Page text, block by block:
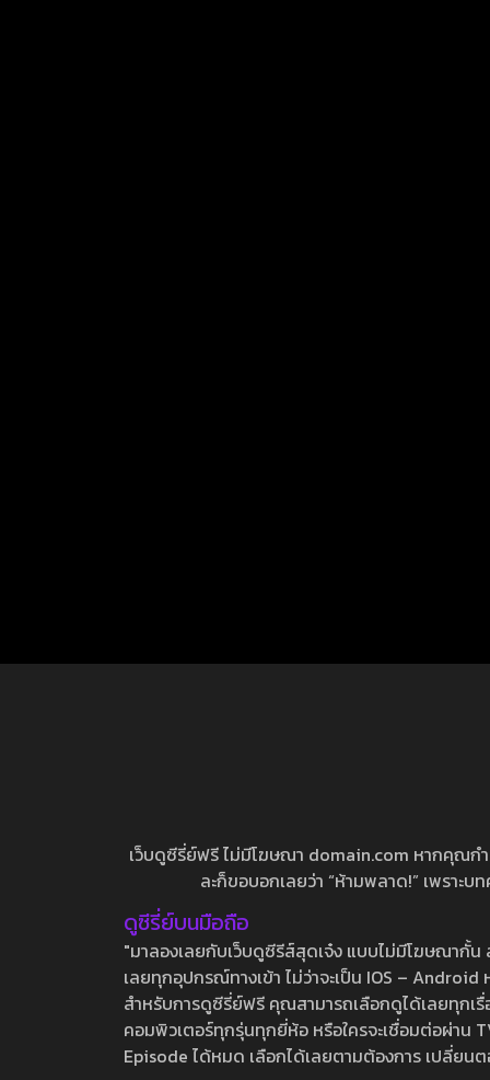
เว็บดูซีรี่ย์ฟรี ไม่มีโฆษณา domain.com หากคุณก
ละก็ขอบอกเลยว่า “ห้ามพลาด!” เพราะ
ดูซีรี่ย์บนมือถือ
"มาลองเลยกับเว็บดูซีรีส์สุดเจ๋ง แบบไม่มีโฆษณากั้
เลยทุกอุปกรณ์ทางเข้า ไม่ว่าจะเป็น IOS –
สำหรับการดูซีรี่ย์ฟรี คุณสามารถเลือกดูได้เลยทุกเ
คอมพิวเตอร์ทุกรุ่นทุกยี่ห้อ หรือใครจะเชื่อมต่อผ่าน
Episode ได้หมด เลือกได้เลยตามต้องการ เปลี่ยน